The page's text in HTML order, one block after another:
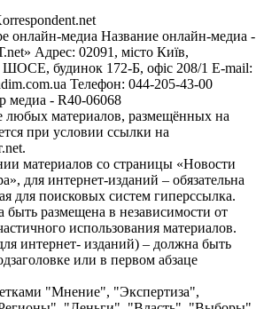
онлайн-медиа Название онлайн-медиа -
Адрес: 02091, місто Київ,
будинок 172-Б, офіс 208/1 E-mail:
Телефон: 044-205-43-00
медиа - R40-06068
любых материалов, размещённых на
при условии ссылки на
материалов со страницы «Новости
для интернет-изданий – обязательна
для поисковых систем гиперссылка.
размещена в независимости от
использования материалов.
интернет- изданий) – должна быть
или в первом абзаце
"Мнение", "Экспертиза",